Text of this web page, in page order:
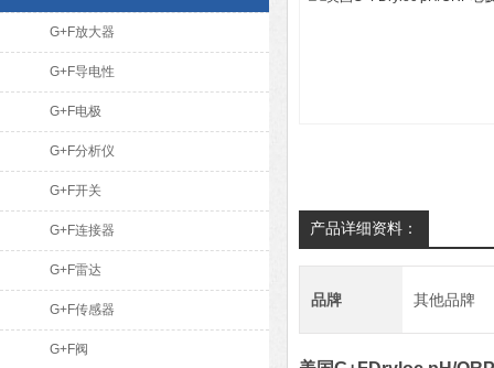
G+F放大器
G+F导电性
G+F电极
G+F分析仪
G+F开关
G+F连接器
G+F雷达
G+F传感器
G+F阀
产品详细资料：
品牌 其他品牌